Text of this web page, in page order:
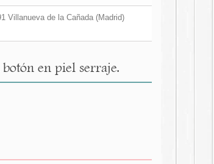
Villanueva de la Cañada (Madrid)
en piel serraje.